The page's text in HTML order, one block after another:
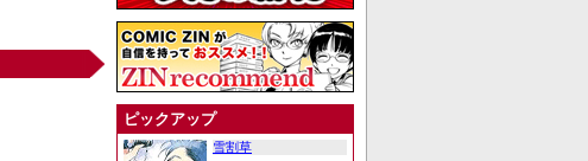
ピックアップ
雪割草